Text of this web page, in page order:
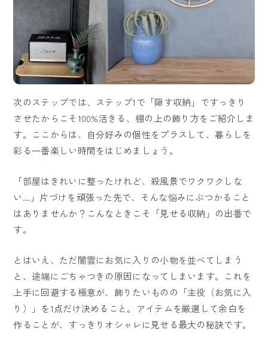
次のステップでは、ステップ1で「隠す収納」ですっきり
させたからこそ100%活きる、棚の上の飾り方をご紹介しま
す。ここからは、自分好みの個性をプラスして、暮らしを
彩る一番楽しい時間をはじめましょう。
「部屋はきれいに整ったけれど、殺風景でワクワクしな
い…」片づけを頑張った先で、そんな悩みにぶつかること
はありませんか？こんなときこそ「見せる収納」の出番で
す。
とはいえ、ただ闇雲にお気に入りの小物を並べてしまう
と、途端にごちゃつきの原因になってしまいます。これを
上手に回避する極意が、飾りたいものの「主役（お気に入
り）」を1点だけ決めること。アイテムを厳選して余白を
作ることが、すっきりオシャレに見せる最大の秘訣です。